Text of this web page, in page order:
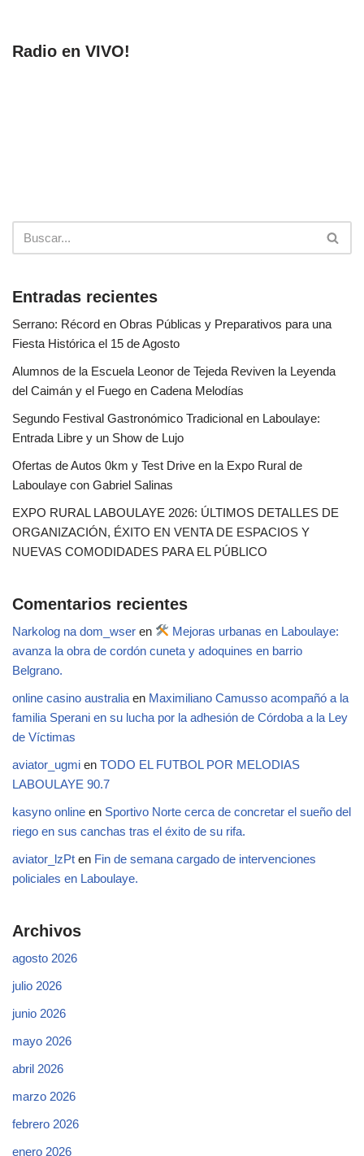
Radio en VIVO!
Entradas recientes
Serrano: Récord en Obras Públicas y Preparativos para una
Fiesta Histórica el 15 de Agosto
Alumnos de la Escuela Leonor de Tejeda Reviven la Leyenda
del Caimán y el Fuego en Cadena Melodías
Segundo Festival Gastronómico Tradicional en Laboulaye:
Entrada Libre y un Show de Lujo
Ofertas de Autos 0km y Test Drive en la Expo Rural de
Laboulaye con Gabriel Salinas
EXPO RURAL LABOULAYE 2026: ÚLTIMOS DETALLES DE
ORGANIZACIÓN, ÉXITO EN VENTA DE ESPACIOS Y
NUEVAS COMODIDADES PARA EL PÚBLICO
Comentarios recientes
Narkolog na dom_wser en
Mejoras urbanas en Laboulaye:
avanza la obra de cordón cuneta y adoquines en barrio
Belgrano.
online casino australia en Maximiliano Camusso acompañó a la
familia Sperani en su lucha por la adhesión de Córdoba a la Ley
de Víctimas
aviator_ugmi en TODO EL FUTBOL POR MELODIAS
LABOULAYE 90.7
kasyno online en Sportivo Norte cerca de concretar el sueño del
riego en sus canchas tras el éxito de su rifa.
aviator_lzPt en Fin de semana cargado de intervenciones
policiales en Laboulaye.
Archivos
agosto 2026
julio 2026
junio 2026
mayo 2026
abril 2026
marzo 2026
febrero 2026
enero 2026